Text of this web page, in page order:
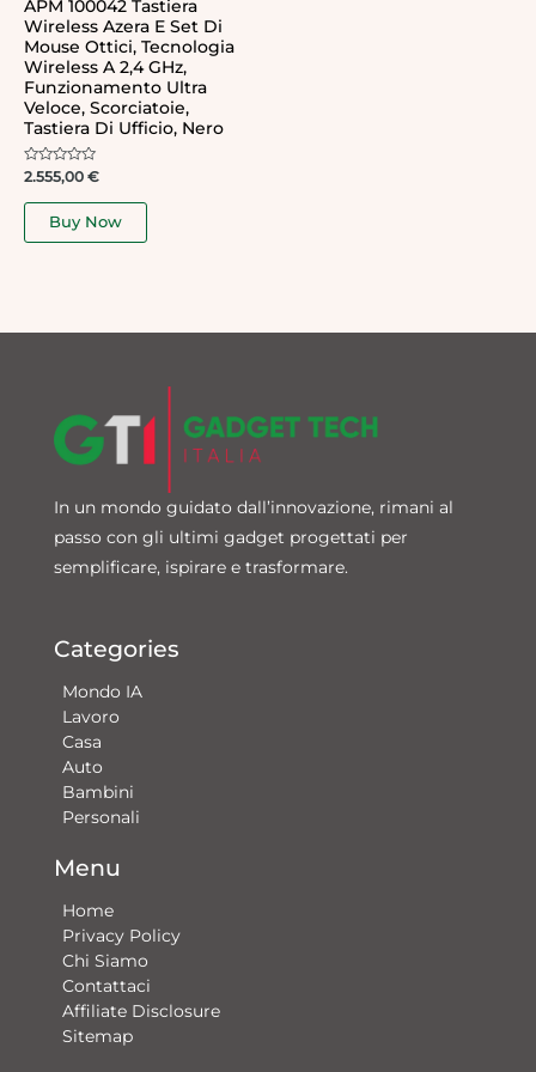
APM 100042 Tastiera
Wireless Azera E Set Di
Mouse Ottici, Tecnologia
Wireless A 2,4 GHz,
Funzionamento Ultra
Veloce, Scorciatoie,
Tastiera Di Ufficio, Nero
Rated
out
2.555,00 €
Buy Now
In un mondo guidato dall’innovazione, rimani al
passo con gli ultimi gadget progettati per
semplificare, ispirare e trasformare.
Categories
Mondo IA
Lavoro
Casa
Auto
Bambini
Personali
Menu
Home
Privacy Policy
Chi Siamo
Contattaci​
Affiliate Disclosure
Sitemap